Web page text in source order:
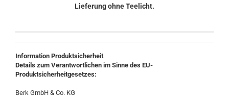
Lieferung ohne Teelicht.
Information Produktsicherheit
Details zum Verantwortlichen im Sinne des EU-
Produktsicherheitgesetzes:
Berk GmbH & Co. KG